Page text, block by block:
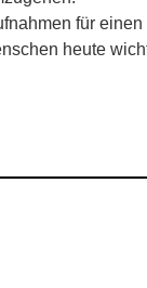
für
heute